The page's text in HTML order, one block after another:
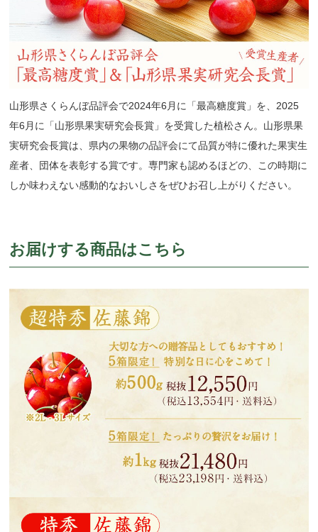
山形県さくらんぼ品評会で2024年6月に「最高糖度賞」を、2025
年6月に「山形県果実研究会長賞」を受賞した植松さん。山形県果
実研究会長賞は、県内の果物の品評会にて品質が特に優れた果実生
産者、団体を表彰する賞です。専門家も認めるほどの、この時期に
しか味わえない感動的なおいしさをぜひお召し上がりください。
お届けする商品はこちら